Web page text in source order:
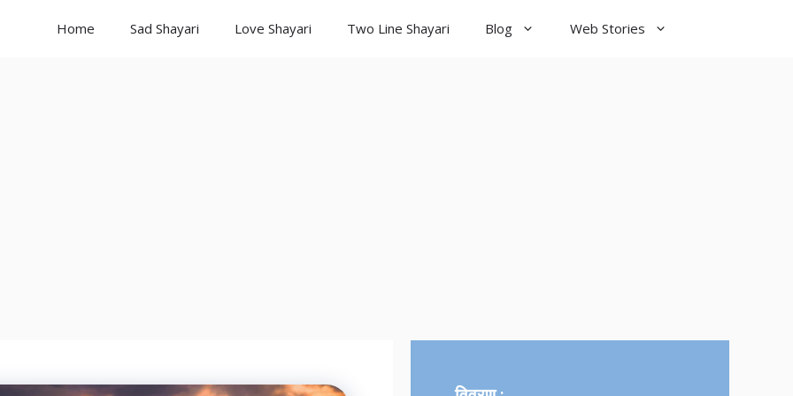
Home Sad Shayari Love Shayari Two Line Shayari Blog Web Stories